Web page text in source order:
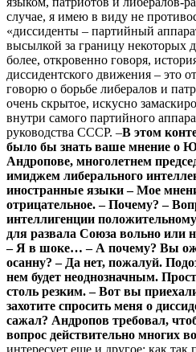
случае, я имею в виду не
«диссиденты – партийный
высылкой за границу некоторых
более, откровенно говоря,
диссидентского движения – это
говорю о борьбе либералов и
очень скрытое, искусно
внутри самого партийного
руководства СССР. –В этом
было бы знать ваше мнение о
Андропове, многолетнем
имиджем либерального
иностранные языки – Мое
отрицательное.– Почему?–
интеллигенции положительному
для развала Союза вольно или
– Я в шоке… – А почему? Вы
осанну?– Да нет, пожалуй.
нем будет неоднозначным.
столь резким.– Вот вы
захотите спросить меня о
сажал? Андропов требовал,
вопрос действительно многих
интересует еще и другое: как так